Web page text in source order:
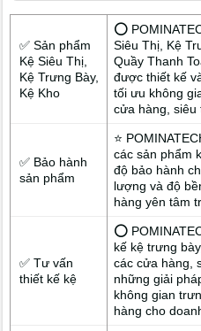
✅ Sản phẩm
Kệ Siêu Thị,
Kệ Trưng Bày,
Kệ Kho
⭕
Siêu Thị, Kệ
Quầy Thanh
được thiết kế
tối ưu không
cửa hàng, siêu
✅ Bảo hành
sản phẩm
⭐
các sản phẩm
độ bảo hành
lượng và độ
hàng yên tâm
✅ Tư vấn
thiết kế kệ
⭕
kế kệ trưng
các cửa hàng,
những giải
không gian
hàng cho